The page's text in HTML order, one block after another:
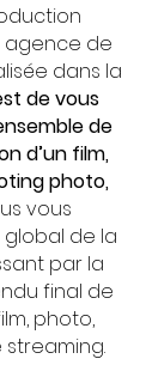
agence de
dans la
de vous
de
d’un film,
photo,
vous
de la
par la
final de
photo,